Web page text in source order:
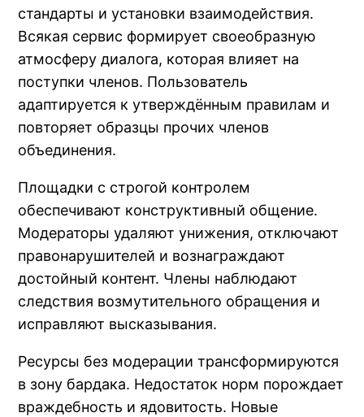
стандарты и установки взаимодействия.
Всякая сервис формирует своеобразную
атмосферу диалога, которая влияет на
поступки членов. Пользователь
адаптируется к утверждённым правилам и
повторяет образцы прочих членов
объединения.
Площадки с строгой контролем
обеспечивают конструктивный общение.
Модераторы удаляют унижения, отключают
правонарушителей и вознаграждают
достойный контент. Члены наблюдают
следствия возмутительного обращения и
исправляют высказывания.
Ресурсы без модерации трансформируются
в зону бардака. Недостаток норм порождает
враждебность и ядовитость. Новые